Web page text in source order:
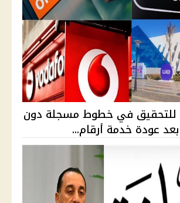
للتحقيق في خطوط مسجلة دون
عودة خدمة أرقام...